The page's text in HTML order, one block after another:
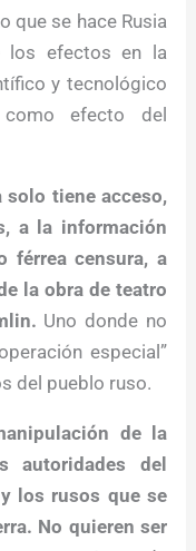
que se hace Rusia
los efectos en la
y tecnológico
efecto del
solo tiene acceso,
a la información
férrea censura, a
la obra de teatro
Uno donde no
especial”
del pueblo ruso.
de la
autoridades del
los rusos que se
No quieren ser